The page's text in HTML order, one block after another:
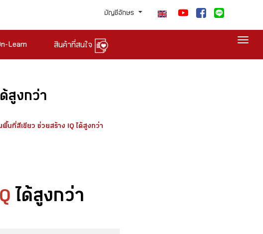
บัญชีอักษร
Learn สินค้าที่สนใจ
สูงกว่า
นพื้นที่สีเขียว ช่วยสร้าง IQ ได้สูงกว่า
ได้สูงกว่า